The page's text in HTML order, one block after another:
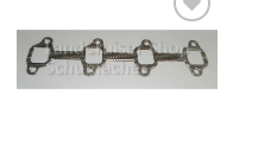
Zum
Merkzettel
hinzufügen